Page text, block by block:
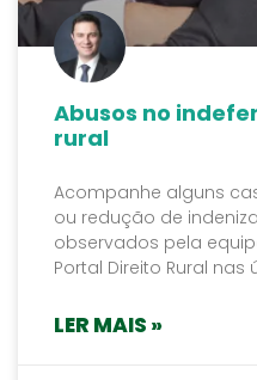
Abusos no
rural
Acompanhe alguns
ou redução de
observados pela
Portal Direito Rural nas
LER MAIS »